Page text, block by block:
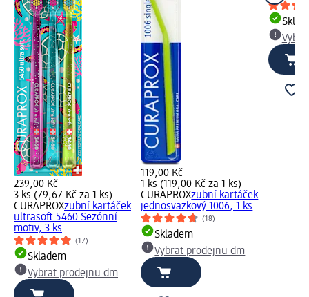
239,00 Kč
3 ks (79,67 Kč za 1 ks)
CURAPROXzubní kartáček
ultrasoft 5460 Sezónní
motiv, 3 ks
(17)
Skladem
Vybrat prodejnu dm
119,00 Kč
1 ks (119,00 Kč za 1 ks)
CURAPROXzubní kartáček
jednosvazkový 1006, 1 ks
(18)
Skladem
Vybrat prodejnu dm